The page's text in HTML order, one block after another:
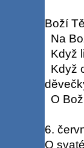
Boží
Na
Když
Když
O
6.
O